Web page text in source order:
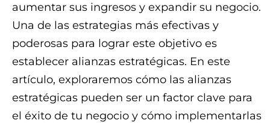
aumentar sus ingresos y expandir su negocio.
Una de las estrategias más efectivas y
poderosas para lograr este objetivo es
establecer alianzas estratégicas. En este
artículo, exploraremos cómo las alianzas
estratégicas pueden ser un factor clave para
el éxito de tu negocio y cómo implementarlas